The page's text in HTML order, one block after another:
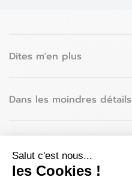
Salut c'est nous...
les Cookies !
Dites m'en plus
Dans les moindres détails